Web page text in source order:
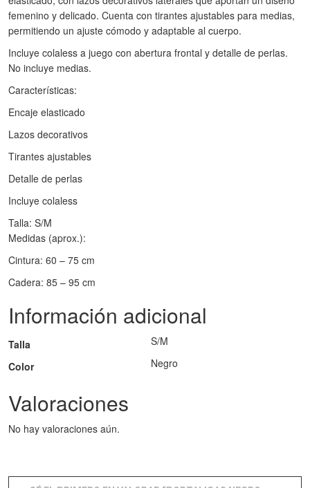
femenino y delicado. Cuenta con tirantes ajustables para medias,
permitiendo un ajuste cómodo y adaptable al cuerpo.
Incluye colaless a juego con abertura frontal y detalle de perlas.
No incluye medias.
Características:
Encaje elasticado
Lazos decorativos
Tirantes ajustables
Detalle de perlas
Incluye colaless
Talla: S/M
Medidas (aprox.):
Cintura: 60 – 75 cm
Cadera: 85 – 95 cm
Información adicional
Talla
S/M
Color
Negro
Valoraciones
No hay valoraciones aún.